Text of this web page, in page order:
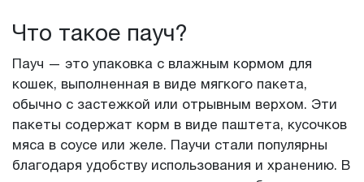
Что такое пауч?
Пауч — это упаковка с влажным кормом для
кошек, выполненная в виде мягкого пакета,
обычно с застежкой или отрывным верхом. Эти
пакеты содержат корм в виде паштета, кусочков
мяса в соусе или желе. Паучи стали популярны
благодаря удобству использования и хранению. В